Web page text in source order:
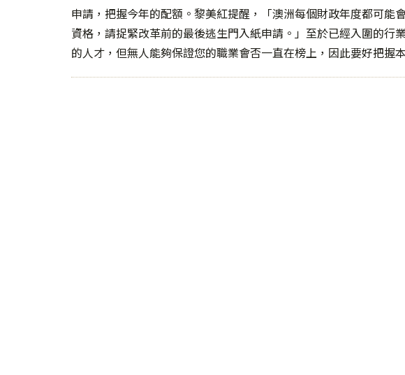
申請，把握今年的配額。黎美紅提醒，「澳洲每個財政年度都可能
資格，請捉緊改革前的最後逃生門入紙申請。」至於已經入圍的行
的人才，但無人能夠保證您的職業會否一直在榜上，因此要好把握